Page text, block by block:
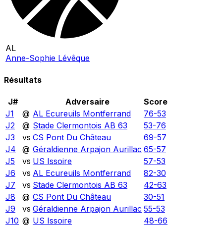
AL
Anne-Sophie Lévêque
Résultats
J# Adversaire
Score
J1
@ AL Ecureuils Montferrand 76-53
J2
@ Stade Clermontois AB 63 53-76
J3
vs CS Pont Du Château 69-57
J4
@ Géraldienne Arpajon Aurillac 65-57
J5
vs US Issoire 57-53
J6
vs AL Ecureuils Montferrand 82-30
J7
vs Stade Clermontois AB 63 42-63
J8
@ CS Pont Du Château 30-51
J9
vs Géraldienne Arpajon Aurillac 55-53
J10 @ US Issoire 48-66